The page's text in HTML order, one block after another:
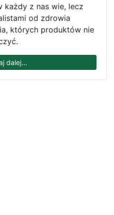
każdy z nas wie, lecz
od zdrowia
których produktów nie
dalej...